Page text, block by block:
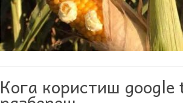
Кога користиш